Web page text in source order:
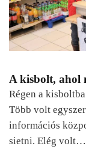
A kisbolt, ahol
Régen a
Több volt
információs
sietni. Elég volt…